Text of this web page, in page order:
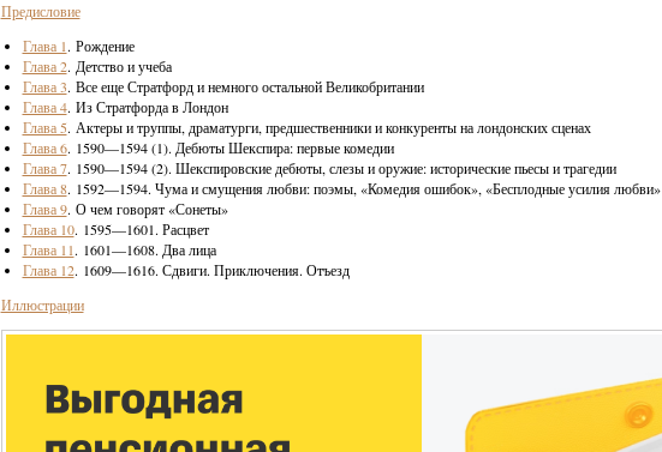
Предисловие
Глава 1. Рождение
Глава 2. Детство и учеба
Глава 3. Все еще Стратфорд и немного остальной Великобритании
Глава 4. Из Стратфорда в Лондон
Глава 5. Актеры и труппы, драматурги, предшественники и конкуренты на лондонских сценах
Глава 6. 1590—1594 (1). Дебюты Шекспира: первые комедии
Глава 7. 1590—1594 (2). Шекспировские дебюты, слезы и оружие: исторические пьесы и трагедии
Глава 8. 1592—1594. Чума и смущения любви: поэмы, «Комедия ошибок», «Бесплодные усилия любви»
Глава 9. О чем говорят «Сонеты»
Глава 10. 1595—1601. Расцвет
Глава 11. 1601—1608. Два лица
Глава 12. 1609—1616. Сдвиги. Приключения. Отъезд
Иллюстрации